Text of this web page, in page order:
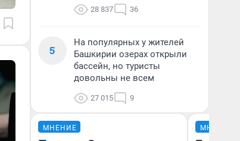
28 837 36
5
На популярных у жителей
Башкирии озерах открыли
бассейн, но туристы
довольны не всем
27 015 9
МНЕНИЕ МНЕНИЕ